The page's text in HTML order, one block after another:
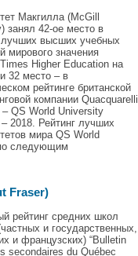
Макгилла (McGill
занял 42-ое место в
лучших высших учебных
мирового значения
Higher Education на
32 местo – в
рейтинге британской
компании Quacquarelli
QS World University
2018. Рейтинг лучших
мира QS World
следующим
Fraser)
рейтинг средних школ
и государственных,
и французских) “Bulletin
secondaires du Québec